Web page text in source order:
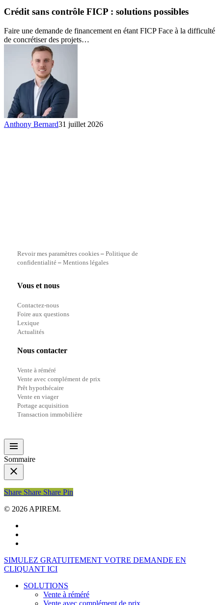
contrôle
solutions
possibles
Crédit sans contrôle FICP : solutions possibles
Faire une demande de financement en étant FICP Face à la difficulté
de concrétiser des projets…
Anthony Bernard31 juillet 2026
Revoir mes paramètres cookies– Politique de
confidentialité – Mentions légales
Vous et nous
Contactez-nous
Foire aux questions
Lexique
Actualités
Nous contacter
Vente à réméré
Vente avec complément de prix
Prêt hypothécaire
Vente en viager
Portage acquisition
Transaction immobilière
Sommaire
Share
Share Share Share Pin
© 2026 APIREM.
Close
Menu
SIMULEZ GRATUITEMENT VOTRE DEMANDE EN
CLIQUANT ICI
SOLUTIONS
Vente à réméré
Vente avec complément de prix